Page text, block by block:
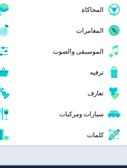
المحاكاة
المغامرات
الموسيقى والصوت
ترفيه
تعارف
سيارات ومركبات
كلمات